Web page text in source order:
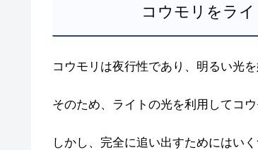
コウモリをラ
コウモリは夜行性であり、明るい光を
そのため、ライトの光を利用してコ
しかし、完全に追い出すためにはい